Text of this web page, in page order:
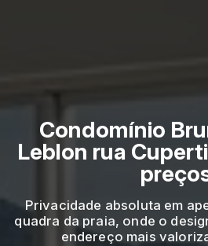
Condomínio
Leblon rua
Privacidade absoluta em
quadra da praia, onde o
endereço mais